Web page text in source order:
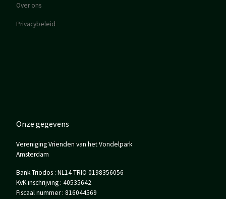
Over ons
Privacybeleid
Onze gegevens
Vereniging Vrienden van het Vondelpark
Amsterdam
Bank Triodos : NL14 TRIO 0198356056
KvK inschrijving : 40535642
Fiscaal nummer : 816044569